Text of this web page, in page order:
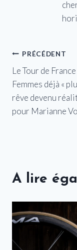
de
l’article
PRÉCÉDENT
Le Tour de France
Femmes déjà «
rêve devenu
pour Marianne
A lire